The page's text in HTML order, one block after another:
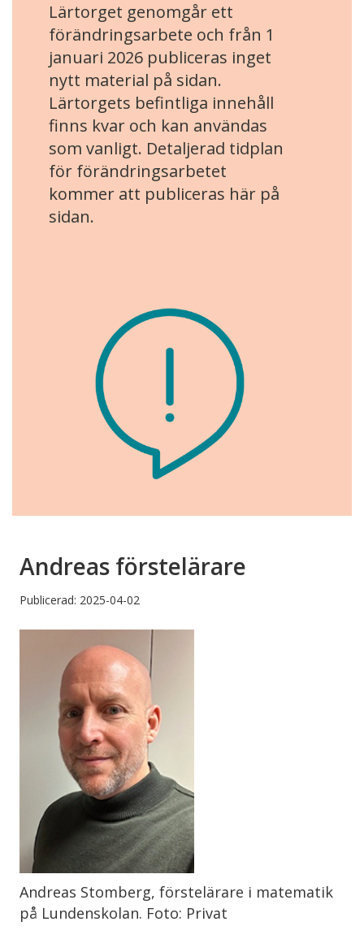
Lärtorget genomgår ett
förändringsarbete och från 1
januari 2026 publiceras inget
nytt material på sidan.
Lärtorgets befintliga innehåll
finns kvar och kan användas
som vanligt. Detaljerad tidplan
för förändringsarbetet
kommer att publiceras här på
sidan.
Andreas förstelärare
Publicerad: 2025-04-02
Andreas Stomberg, förstelärare i matematik
på Lundenskolan. Foto: Privat